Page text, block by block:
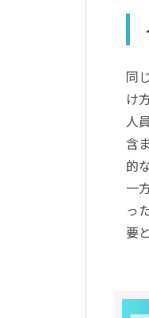
同
け
人
含
的
一
っ
要